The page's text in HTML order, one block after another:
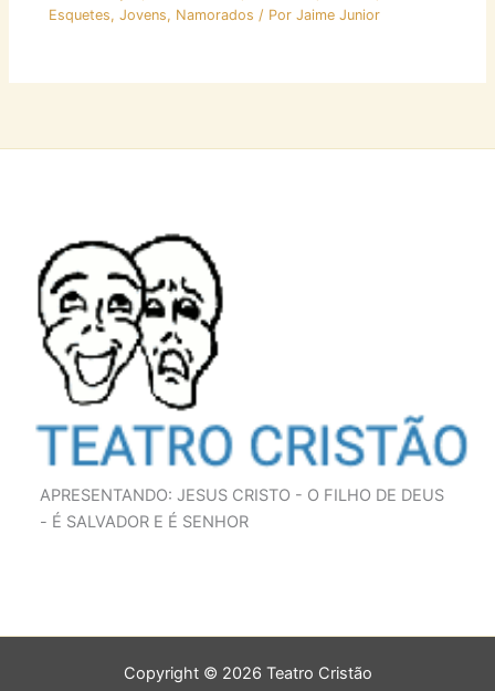
Esquetes,Jovens, Namorados / PorJaime Junior
APRESENTANDO: JESUS CRISTO - O FILHO DE DEUS
- É SALVADOR E É SENHOR
Copyright © 2026 Teatro Cristão